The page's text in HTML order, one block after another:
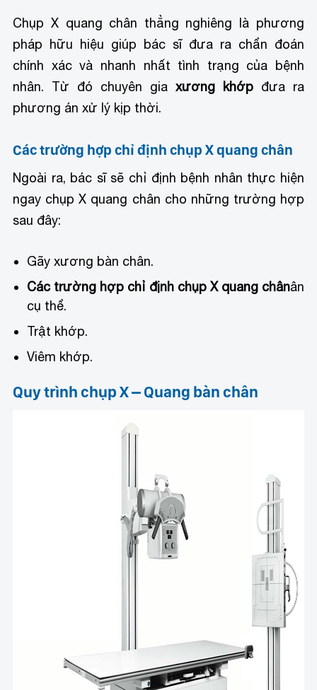
Chụp X quang chân thẳng nghiêng là phương
pháp hữu hiệu giúp bác sĩ đưa ra chẩn đoán
chính xác và nhanh nhất tình trạng của bệnh
nhân. Từ đó chuyên gia xương khớpđưa ra
phương án xử lý kịp thời.
Các trường hợp chỉ định chụp X quang chân
Ngoài ra, bác sĩ sẽ chỉ định bệnh nhân thực hiện
ngay chụp X quang chân cho những trường hợp
sau đây:
Gãy xương bàn chân.
Các trường hợp chỉ định chụp X quang chânân
cụ thể.
Trật khớp.
Viêm khớp.
Quy trình chụp X – Quang bàn chân